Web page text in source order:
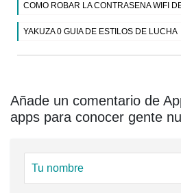
COMO ROBAR LA CONTRASENA WIFI
YAKUZA 0 GUIA DE ESTILOS DE LUCHA
Añade un comentario de
apps para conocer gente